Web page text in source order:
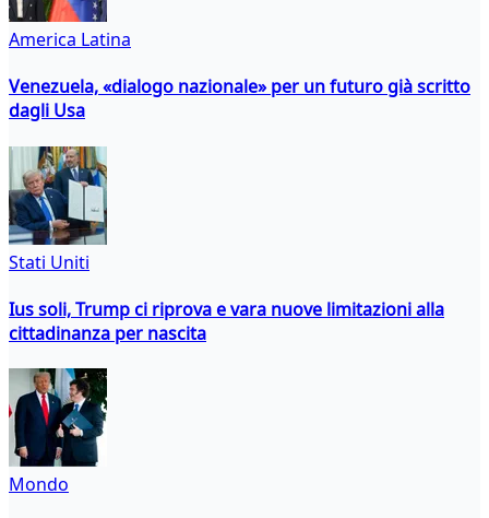
America Latina
Venezuela, «dialogo nazionale» per un futuro già scritto
dagli Usa
Stati Uniti
Ius soli, Trump ci riprova e vara nuove limitazioni alla
cittadinanza per nascita
Mondo